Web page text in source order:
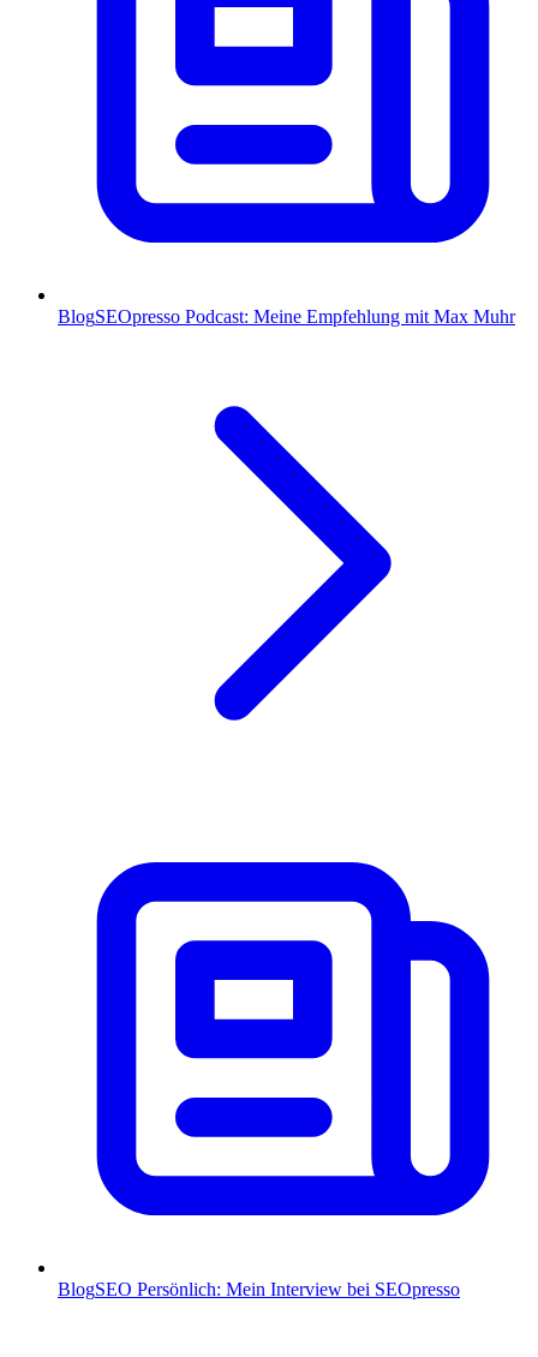
BlogSEOpresso Podcast: Meine Empfehlung mit Max Muhr
BlogSEO Persönlich: Mein Interview bei SEOpresso